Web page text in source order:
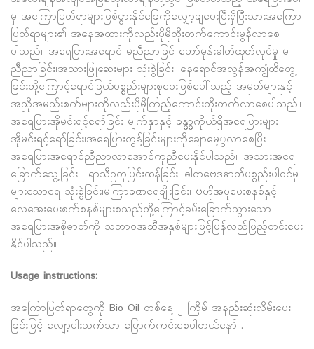
မှ အကြောပြတ်ရာများဖြစ်ပွားနိုင်ခြေကိုလျှော့ချပေးပြီးရှိပြီးသားအကြော
ပြတ်ရာများ၏ အနေအထားကိုလည်းပိုမိုတိုးတက်ကောင်းမွန်လာစေ
ပါသည်။ အရေပြားအရောင် မညီညာခြင် ဟော်မုန်းဓါတ်ထုတ်လုပ်မှု မ
ညီညာခြင်း၊အသားဖြူဆေးများ သုံးစွဲခြင်း၊ နေရောင်အလွန်အကျွံထိတွေ့
ခြင်းတို့ကြောင့်ရောင်ခြယ်ပစ္စည်းများစုဝေးဖြစ်ပေါ်သည့် အမှတ်များနှင့်
အညိုအမည်းစက်များကိုလည်းပိုမိုကြည့်ကောင်းတိုးတက်လာစေပါသည်။
အရေပြားအိုမင်းရင့်ရော်ခြင်း မျက်နှာနှင့် ခန္ဓ္ဓာကိုယ်ရှိအရေပြားများ
အိုမင်းရင့်ရော်ခြင်း၊အရေပြားတွန့်ခြင်းများကိုချောမေ့ွလာစေပြီး
အရေပြားအရောင်ညီညာလာအောင်ကူညီပေးနိုင်ပါသည်။ အသားအရေ
ခြောက်သွေ့ခြင်း ၊ ရာသီဥတုပြင်းထန်ခြင်း၊ ဓါတုဗေဒဓာတ်ပစ္စည်းပါဝင်မှု
များသောရေ သုံးစွဲခြင်း၊မကြာခဏရေချိုးခြင်း၊ ဗဟိုအပူပေးစနစ်နှင့်
လေအေးပေးစက်စနစ်များစသည်တို့ကြောင့်ခမ်းခြောက်သွားသော
အရေပြားအစိုဓာတ်ကို သဘာဝအဆီအနှစ်များဖြင့်ပြန်လည်ဖြည့်တင်းပေး
နိုင်ပါသည်။
Usage instructions:
အကြောပြတ်ရာတွေကို Bio Oil တစ်နေ့ ၂ ကြိမ် အနည်းဆုံးလိမ်းပေး
ခြင်းဖြင့် လျော့ပါးသက်သာ ပြောက်ကင်းစေပါတယ်နော် .